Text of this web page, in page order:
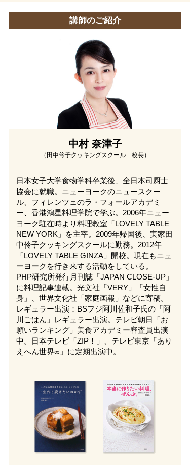
講師のご紹介
中村 奈津子
（田中伶子クッキングスクール 校長）
日本女子大学食物学科卒業後、全日本司厨士
協会に就職。ニューヨークのニュースクー
ル、フィレンツェのラ・フォールアカデミ
ー、香港鴻星料理学院で学ぶ。2006年ニュー
ヨーク駐在時より料理教室「LOVELY TABLE
NEW YORK」を主宰。2009年帰国後、実家田
中伶子クッキングスクールに勤務。2012年
「LOVELY TABLE GINZA」開校。現在もニュ
ーヨークを行き来する活動をしている。
PHP研究所発行月刊誌「JAPAN CLOSE-UP」
に料理記事連載。光文社「VERY」「女性自
身」、世界文化社「家庭画報」などに寄稿。
レギュラー出演：BSフジ阿川佐和子氏の「阿
川ごはん」レギュラー出演。テレビ朝日「お
願いランキング」美食アカデミー審査員出演
中。日本テレビ「ZIP！」、テレビ東京「あり
えへん世界∞」に定期出演中。